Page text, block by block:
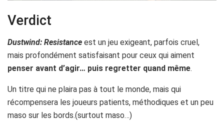
Verdict
Dustwind: Resistance est un jeu exigeant, parfois cruel,
mais profondément satisfaisant pour ceux qui aiment
penser avant d’agir… puis regretter quand même.
Un titre qui ne plaira pas à tout le monde, mais qui
récompensera les joueurs patients, méthodiques et un peu
maso sur les bords.(surtout maso…)